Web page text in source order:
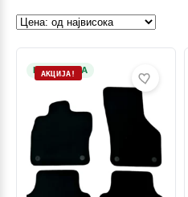
НА ЗАЛИХА
АКЦИЈА!